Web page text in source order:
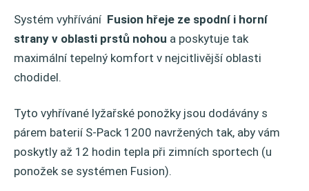
Systém vyhřívání Fusion hřeje ze spodní i horní
strany v oblasti prstů nohou a poskytuje tak
maximální tepelný komfort v nejcitlivější oblasti
chodidel.
Tyto vyhřívané lyžařské ponožky jsou dodávány s
párem baterií S-Pack 1200 navržených tak, aby vám
poskytly až 12 hodin tepla při zimních sportech (u
ponožek se systémen Fusion).